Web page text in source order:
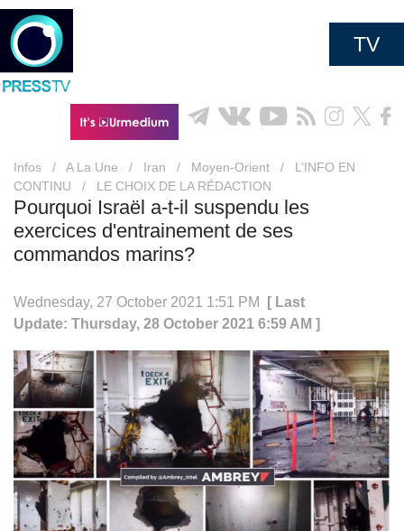
TV
Infos / A La Une / Iran / Moyen-Orient /
L’INFO EN
CONTINU
/ LE CHOIX DE LA RÉDACTION
Pourquoi Israël a-t-il suspendu les
exercices d'entrainement de ses
commandos marins?
Wednesday, 27 October 2021 1:51 PM
[ Last
Update: Thursday, 28 October 2021 6:59 AM ]